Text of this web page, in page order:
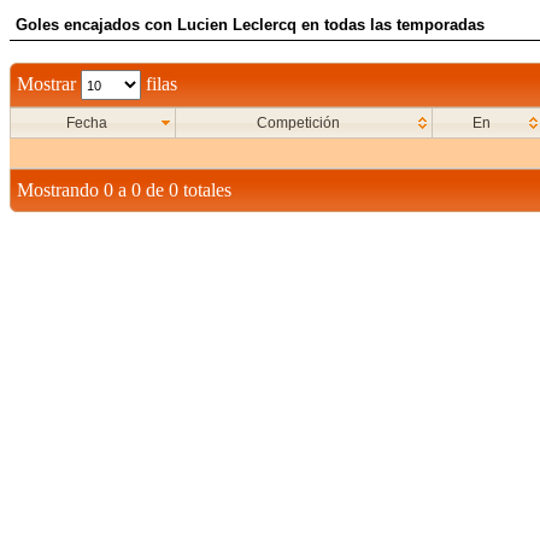
Goles encajados con Lucien Leclercq en todas las temporadas
Mostrar filas
Fecha Competición En
Mostrando 0 a 0 de 0 totales